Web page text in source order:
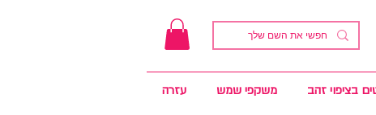
בציפוי זהב משקפי שמש עזרה